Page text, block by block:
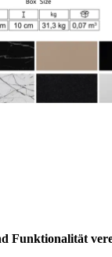
Funktionalität